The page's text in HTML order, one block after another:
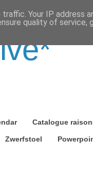
Catalogue
Zwerfstoel
Your IP address
quality of service,